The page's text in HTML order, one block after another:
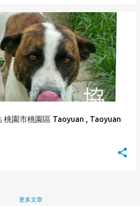
桃園市桃園區 Taoyuan , Taoyuan
更多文章